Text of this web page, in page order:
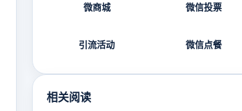
微商城 微信投票
引流活动 微信点餐
相关阅读